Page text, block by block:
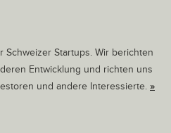
Schweizer Startups. Wir berichten
Entwicklung und richten uns
und andere Interessierte. »